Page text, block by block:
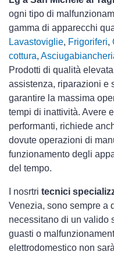
ogni tipo di
gamma di apparecchi
Lavastoviglie, Frigoriferi,
cottura,
Prodotti di qualità
assistenza, riparazioni e
garantire la massima
tempi di inattività. Avere
performanti, richiede
dovute operazioni di
funzionamento degli
del tempo.
I nosrtri tecnici
Venezia, sono sempre a
necessitano di un valido
guasti o
elettrodomestico non